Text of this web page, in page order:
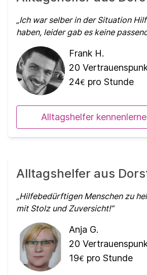
Ich war selber in der Situation
haben, leider gab es keine
Frank H.
20
24€ pro Stunde
Alltagshelfer
Alltagshelfer aus
Hilfebedürftigen Menschen zu
mit Stolz und Zuversicht!
Anja G.
20
19€ pro Stunde